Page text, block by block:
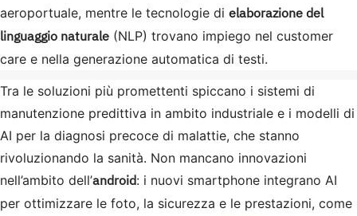
aeroportuale, mentre le tecnologie di elaborazione del
linguaggio naturale (NLP) trovano impiego nel customer
care e nella generazione automatica di testi.
Tra le soluzioni più promettenti spiccano i sistemi di
manutenzione predittiva in ambito industriale e i modelli di
AI per la diagnosi precoce di malattie, che stanno
rivoluzionando la sanità. Non mancano innovazioni
nell’ambito dell’android: i nuovi smartphone integrano AI
per ottimizzare le foto, la sicurezza e le prestazioni, come